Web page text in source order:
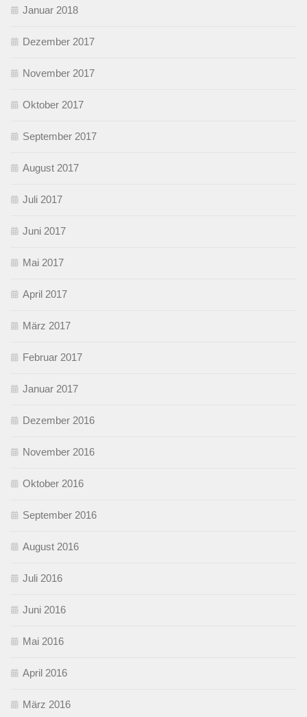
Januar 2018
Dezember 2017
November 2017
Oktober 2017
September 2017
August 2017
Juli 2017
Juni 2017
Mai 2017
April 2017
März 2017
Februar 2017
Januar 2017
Dezember 2016
November 2016
Oktober 2016
September 2016
August 2016
Juli 2016
Juni 2016
Mai 2016
April 2016
März 2016